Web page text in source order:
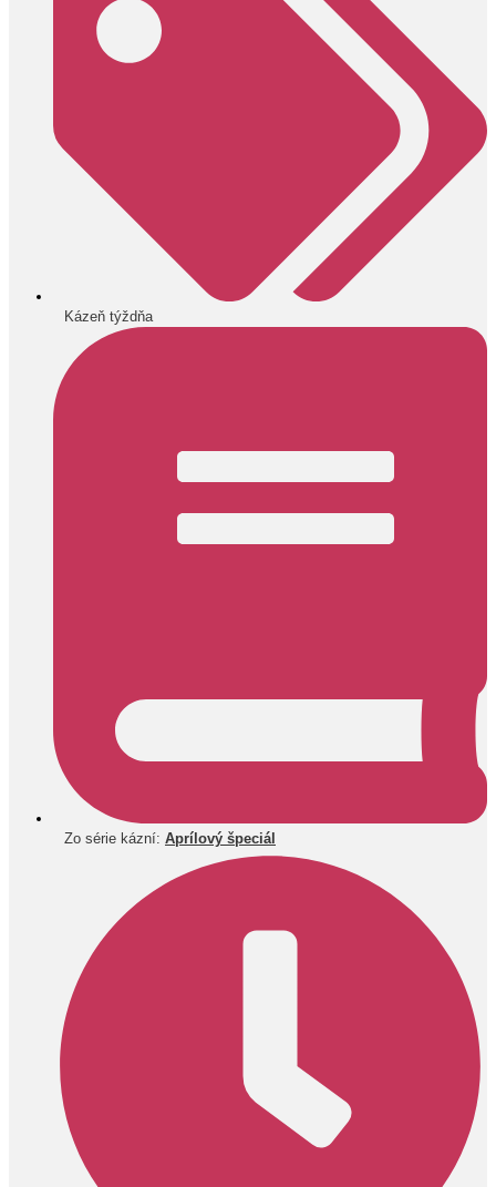
Kázeň týždňa
Zo série kázní: Aprílový špeciál